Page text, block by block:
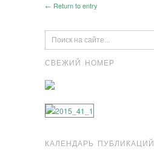
← Return to entry
СВЕЖИЙ НОМЕР
КАЛЕНДАРЬ ПУБЛИКАЦИЙ